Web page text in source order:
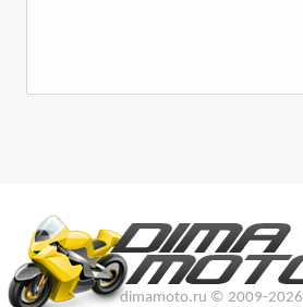
dimamoto.ru © 2009-2026